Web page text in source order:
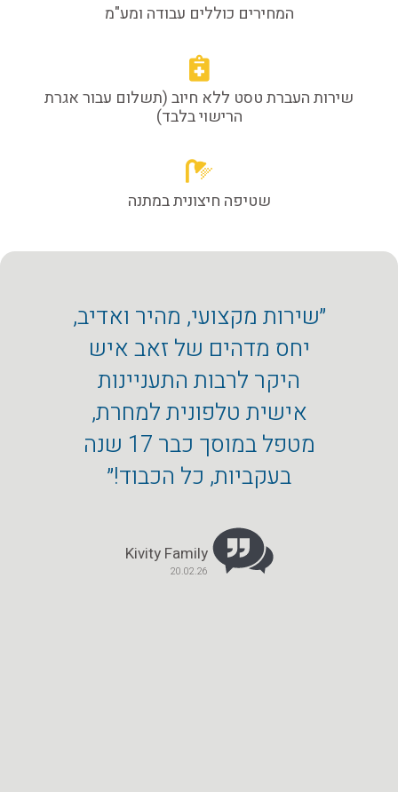
המחירים כוללים עבודה ומע"מ
שירות העברת טסט ללא חיוב (תשלום עבור אגרת
הרישוי בלבד)
שטיפה חיצונית במתנה
״שירות מקצועי, מהיר ואדיב,
יחס מדהים של זאב איש
היקר לרבות התעניינות
אישית טלפונית למחרת,
מטפל במוסך כבר 17 שנה
בעקביות, כל הכבוד!״
Kivity Family
20.02.26